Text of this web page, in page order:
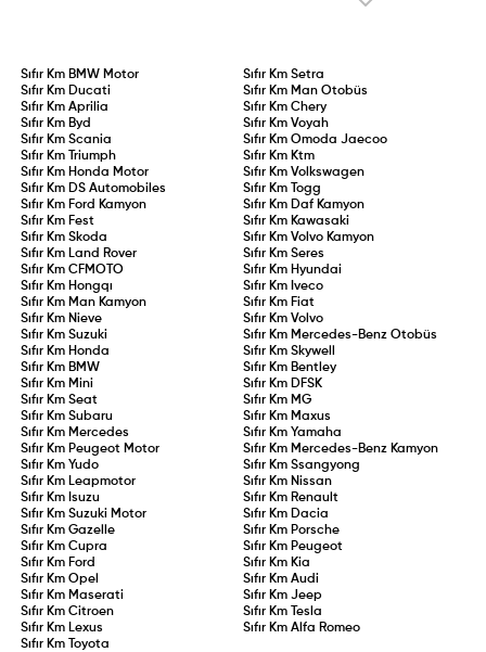
Sıfır Km BMW Motor Sıfır Km Setra
Sıfır Km Ducati Sıfır Km Man Otobüs
Sıfır KmAprilia Sıfır Km Chery
Sıfır Km Byd Sıfır Km Voyah
Sıfır KmScania Sıfır Km Omoda Jaecoo
Sıfır Km
Triumph Sıfır Km Ktm
Sıfır Km Honda Motor Sıfır Km Volkswagen
Sıfır Km DS Automobiles Sıfır Km
Togg
Sıfır Km Ford Kamyon Sıfır Km Daf Kamyon
Sıfır Km Fest Sıfır Km Kawasaki
Sıfır KmSkoda Sıfır Km Volvo Kamyon
Sıfır Km Land Rover Sıfır Km Seres
Sıfır KmCFMOTO Sıfır Km Hyundai
Sıfır Km Hongqı Sıfır Km Iveco
Sıfır Km Man Kamyon Sıfır Km Fiat
Sıfır Km Nieve Sıfır Km Volvo
Sıfır KmSuzuki Sıfır Km Mercedes-Benz Otobüs
Sıfır Km Honda Sıfır Km Skywell
Sıfır Km BMW Sıfır Km Bentley
Sıfır Km Mini Sıfır Km DFSK
Sıfır KmSeat Sıfır Km MG
Sıfır KmSubaru Sıfır Km Maxus
Sıfır Km Mercedes Sıfır Km Yamaha
Sıfır Km Peugeot Motor Sıfır Km Mercedes-Benz Kamyon
Sıfır KmYudo Sıfır Km Ssangyong
Sıfır Km Leapmotor Sıfır Km Nissan
Sıfır Km Isuzu Sıfır Km Renault
Sıfır KmSuzuki Motor Sıfır Km Dacia
Sıfır KmGazelle Sıfır Km Porsche
Sıfır KmCupra Sıfır Km Peugeot
Sıfır Km Ford Sıfır Km Kia
Sıfır KmOpel Sıfır Km Audi
Sıfır Km Maserati Sıfır Km Jeep
Sıfır KmCitroen Sıfır Km
Tesla
Sıfır Km Lexus Sıfır Km Alfa Romeo
Sıfır Km
Toyota